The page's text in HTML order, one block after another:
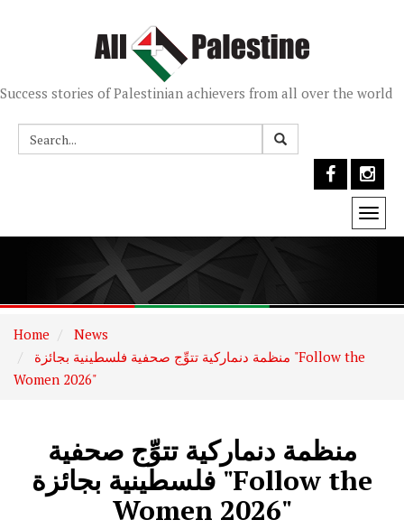
Success stories of Palestinian achievers from all over the world
Home
News
Women 2026"
منظمة دنماركية تتوِّج صحفية
فلسطينية بجائزة "Follow the
Women 2026"